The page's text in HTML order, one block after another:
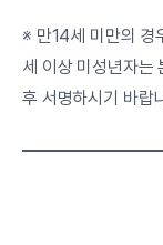
※ 만14세 미만의 경
세 이상 미성년자는
후 서명하시기 바랍